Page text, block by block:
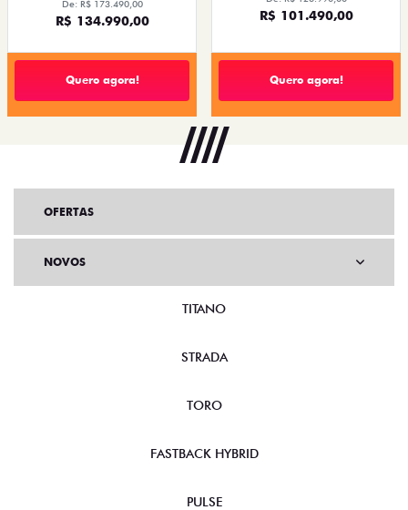
De: R$ 173.490,00
R$ 134.990,00
Quero agora!
R$ 101.490,00
Quero agora!
OFERTAS
NOVOS
TITANO
STRADA
TORO
FASTBACK HYBRID
PULSE